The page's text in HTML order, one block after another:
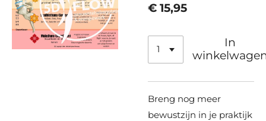
€ 15,95
In
Breng nog meer
bewustzijn in je praktijk